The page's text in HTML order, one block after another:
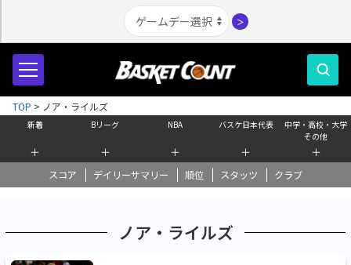
＞
新着
＋
Bリーグ
＋
NBA
＋
バスケ日本代表
＋
中学・高校・大学
その他
＋
スコア デイリーサマリー 順位 スタッツ クラブ
TOP > ノア・ライルズ
ノア・ライルズ